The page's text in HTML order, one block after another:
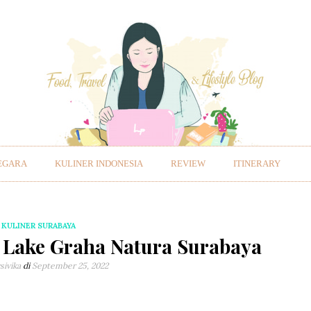
KULINER INDONESIA REVIEW ITINERARY
KULINER SURABAYA
Graha Natura Surabaya
diSeptember 25, 2022